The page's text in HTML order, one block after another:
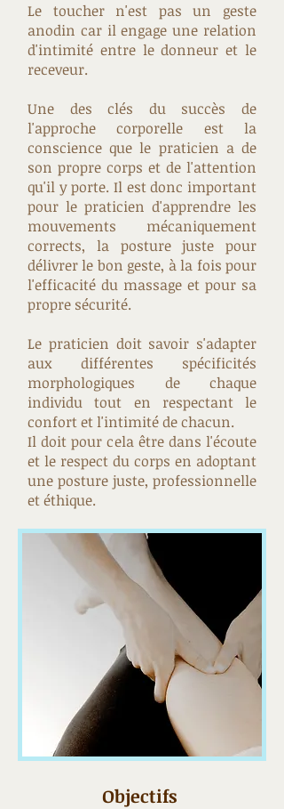
Le toucher n'est pas un geste
anodin car il engage une relation
d'intimité entre le donneur et le
receveur.
Une des clés du succès de
l'approche corporelle est la
conscience que le praticien a de
son propre corps et de l'attention
qu'il y porte. Il est donc important
pour le praticien d'apprendre les
mouvements mécaniquement
corrects, la posture juste pour
délivrer le bon geste, à la fois pour
l'efficacité du massage et pour sa
propre sécurité.
Le praticien doit savoir s'adapter
aux différentes spécificités
morphologiques de chaque
individu tout en respectant le
confort et l'intimité de chacun.
Il doit pour cela être dans l'écoute
et le respect du corps en adoptant
une posture juste, professionnelle
et éthique.
Objectifs